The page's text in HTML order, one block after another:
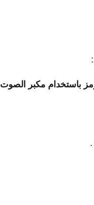
باستخدام مكبر الصوت
.